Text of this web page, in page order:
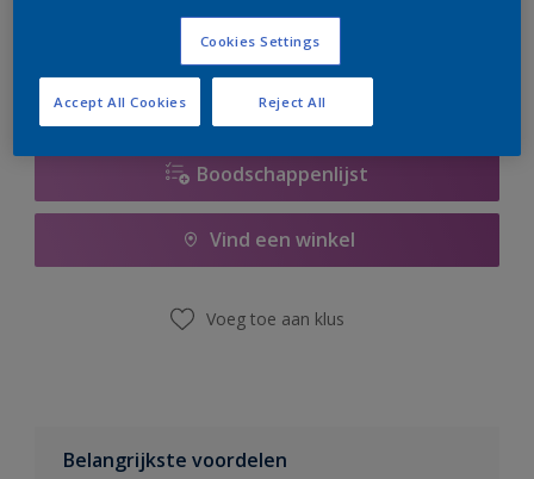
er hard aan om de voorraad aan te vullen.
Boodschappenlijst
Vind een winkel
Voeg toe aan klus
Belangrijkste voordelen
Cookies Settings
Reject All
Accept All Cookies